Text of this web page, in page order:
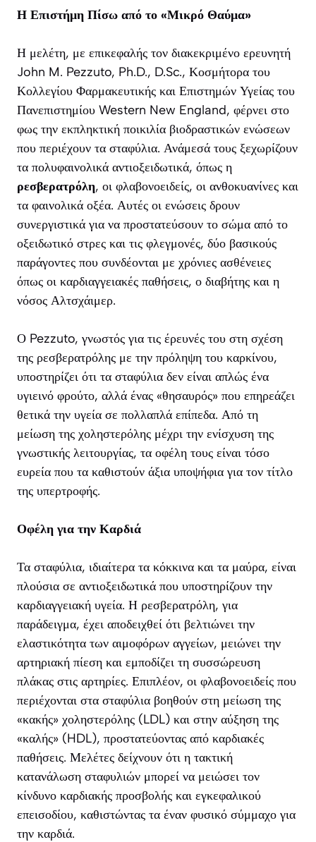
Η Επιστήμη Πίσω από το «Μικρό Θαύμα»
Η μελέτη, με επικεφαλής τον διακεκριμένο ερευνητή
John M. Pezzuto, Ph.D., D.Sc., Κοσμήτορα του
Κολλεγίου Φαρμακευτικής και Επιστημών Υγείας του
Πανεπιστημίου Western New England, φέρνει στο
φως την εκπληκτική ποικιλία βιοδραστικών ενώσεων
που περιέχουν τα σταφύλια. Ανάμεσά τους ξεχωρίζουν
τα πολυφαινολικά αντιοξειδωτικά, όπως η
ρεσβερατρόλη, οι φλαβονοειδείς, οι ανθοκυανίνες και
τα φαινολικά οξέα. Αυτές οι ενώσεις δρουν
συνεργιστικά για να προστατεύσουν το σώμα από το
οξειδωτικό στρες και τις φλεγμονές, δύο βασικούς
παράγοντες που συνδέονται με χρόνιες ασθένειες
όπως οι καρδιαγγειακές παθήσεις, ο διαβήτης και η
νόσος Αλτσχάιμερ.
Ο Pezzuto, γνωστός για τις έρευνές του στη σχέση
της ρεσβερατρόλης με την πρόληψη του καρκίνου,
υποστηρίζει ότι τα σταφύλια δεν είναι απλώς ένα
υγιεινό φρούτο, αλλά ένας «θησαυρός» που επηρεάζει
θετικά την υγεία σε πολλαπλά επίπεδα. Από τη
μείωση της χοληστερόλης μέχρι την ενίσχυση της
γνωστικής λειτουργίας, τα οφέλη τους είναι τόσο
ευρεία που τα καθιστούν άξια υποψήφια για τον τίτλο
της υπερτροφής.
Οφέλη για την Καρδιά
Τα σταφύλια, ιδιαίτερα τα κόκκινα και τα μαύρα, είναι
πλούσια σε αντιοξειδωτικά που υποστηρίζουν την
καρδιαγγειακή υγεία. Η ρεσβερατρόλη, για
παράδειγμα, έχει αποδειχθεί ότι βελτιώνει την
ελαστικότητα των αιμοφόρων αγγείων, μειώνει την
αρτηριακή πίεση και εμποδίζει τη συσσώρευση
πλάκας στις αρτηρίες. Επιπλέον, οι φλαβονοειδείς που
περιέχονται στα σταφύλια βοηθούν στη μείωση της
«κακής» χοληστερόλης (LDL) και στην αύξηση της
«καλής» (HDL), προστατεύοντας από καρδιακές
παθήσεις. Μελέτες δείχνουν ότι η τακτική
κατανάλωση σταφυλιών μπορεί να μειώσει τον
κίνδυνο καρδιακής προσβολής και εγκεφαλικού
επεισοδίου, καθιστώντας τα έναν φυσικό σύμμαχο για
την καρδιά.